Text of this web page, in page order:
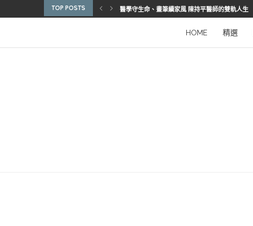
TOP POSTS 醫學守生命、畫筆續家風 陳持平醫師的雙軌人生
2025優秀護理人員表揚 看見疫後醫護堅韌
從臨床到國際舞台 江秉穎醫師的睡眠醫學之路
陳曾基院長：從紅榜少年到偏鄉醫院守望者
臺灣腦健康協會學術研討會 腦疾權威重磅登場
HOME 精選